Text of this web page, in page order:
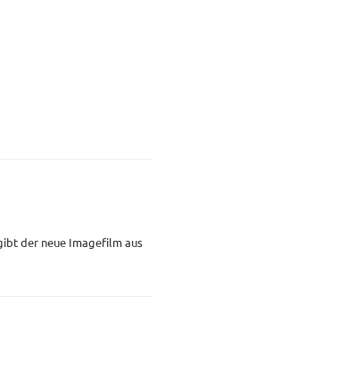
der neue Imagefilm aus